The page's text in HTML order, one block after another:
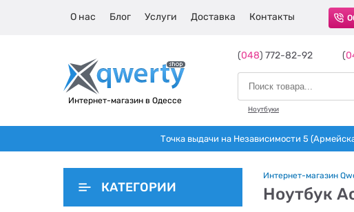
О нас Блог Услуги Доставка Контакты
Интернет-магазин в Одессе
(048) 772-82-92 (
Ноутбуки
Точка выдачи на Независимости 5
КАТЕГОРИИ
Интернет-магазин
Ноутбук